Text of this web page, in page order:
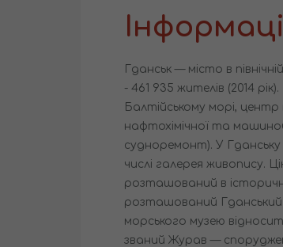
Гданськ — місто в
- 461 935 жителів (2014
Балтійському морі,
нафтохімічної та
судноремонт). У
числі галерея живопису.
розташований в
розташований
морського музею
званий Журав —